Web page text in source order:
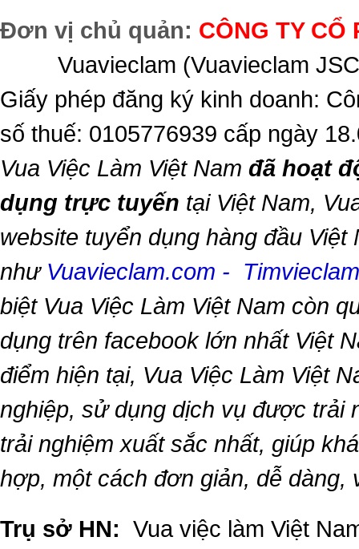
Đơn vị chủ quản: CÔNG TY CỔ
Vuavieclam (Vuavieclam
Giấy phép đăng ký kinh doanh:
số thuế: 0105776939 cấp ngày
Vua Việc Làm Việt Nam đã hoạt
dụng trực tuyến tại Việt Nam,
website tuyển dụng hàng đầu Việt
như Vuavieclam.com -
biệt Vua Việc Làm Việt Nam còn
dụng trên facebook lớn nhất Việt
điểm hiện tại, Vua Việc Làm Việt
nghiệp, sử dụng dịch vụ được trải
trải nghiệm xuất sắc nhất, giúp
hợp, một cách đơn giản, dễ dàng,
Trụ sở HN: Vua việc làm Việt